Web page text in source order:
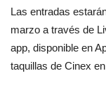
Las entradas
marzo a través de
app, disponible en
taquillas de Cinex